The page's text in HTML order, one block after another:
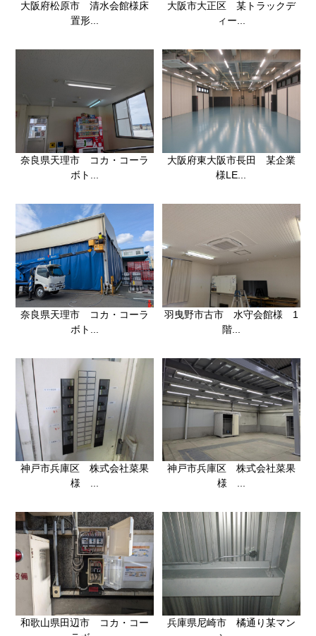
大阪府松原市 清水会館様床
置形...
大阪市大正区 某トラックデ
ィー...
奈良県天理市 コカ・コーラ
ボト...
大阪府東大阪市長田 某企業
様LE...
奈良県天理市 コカ・コーラ
ボト...
羽曳野市古市 水守会館様 1
階...
神戸市兵庫区 株式会社菜果
様 ...
神戸市兵庫区 株式会社菜果
様 ...
和歌山県田辺市 コカ・コー
兵庫県尼崎市 橘通り某マン